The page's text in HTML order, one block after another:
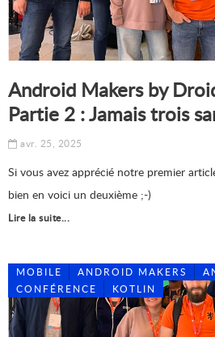
Android Makers by
Partie 2 : Jamais trois
avr. 25, 2025
Si vous avez apprécié notre premier
bien en voici un deuxième ;-)
Lire la suite...
MOBILE ANDROID MAKERS
CONFÉRENCE
KOTLIN